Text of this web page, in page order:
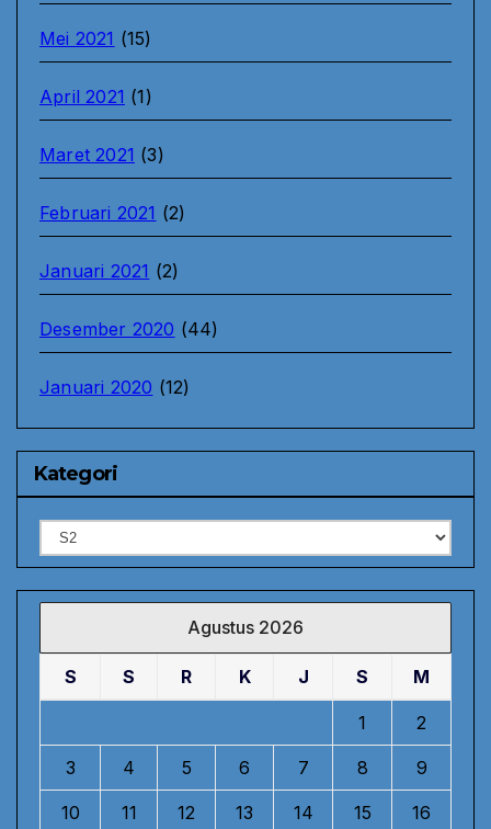
Mei 2021 (15)
April 2021 (1)
Maret 2021 (3)
Februari 2021 (2)
Januari 2021 (2)
Desember 2020 (44)
Januari 2020 (12)
Kategori
Kategori
Agustus 2026
S S R K J S M
1 2
3 4 5 6 7 8 9
10 11 12 13 14 15 16